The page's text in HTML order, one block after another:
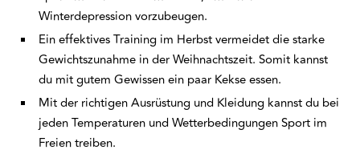
Winterdepression vorzubeugen.
Ein effektives Training im Herbst vermeidet die starke
Gewichtszunahme in der Weihnachtszeit. Somit kannst
du mit gutem Gewissen ein paar Kekse essen.
Mit der richtigen Ausrüstung und Kleidung kannst du bei
jeden Temperaturen und Wetterbedingungen Sport im
Freien treiben.